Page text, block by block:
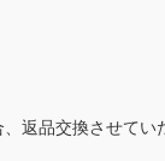
返品交換させてい